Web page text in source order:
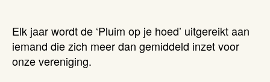
Elk jaar wordt de ‘Pluim op je hoed’ uitgereikt aan
iemand die zich meer dan gemiddeld inzet voor
onze vereniging.